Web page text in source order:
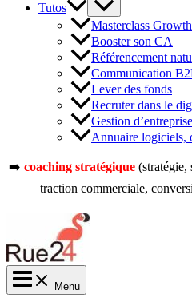
Tutos
Masterclass Growth
Booster son CA
Référencement
Communication
Lever des fonds
Recruter dans le
Gestion
Annuaire logiciels,
➡️ coaching stratégique(stratégie,
traction commerciale,
Menu